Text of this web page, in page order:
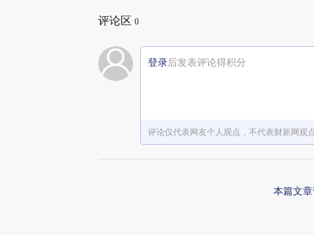
评论区 0
登录后发表评论得积分
评论仅代表网友个人观点，不代表财新网观
本篇文